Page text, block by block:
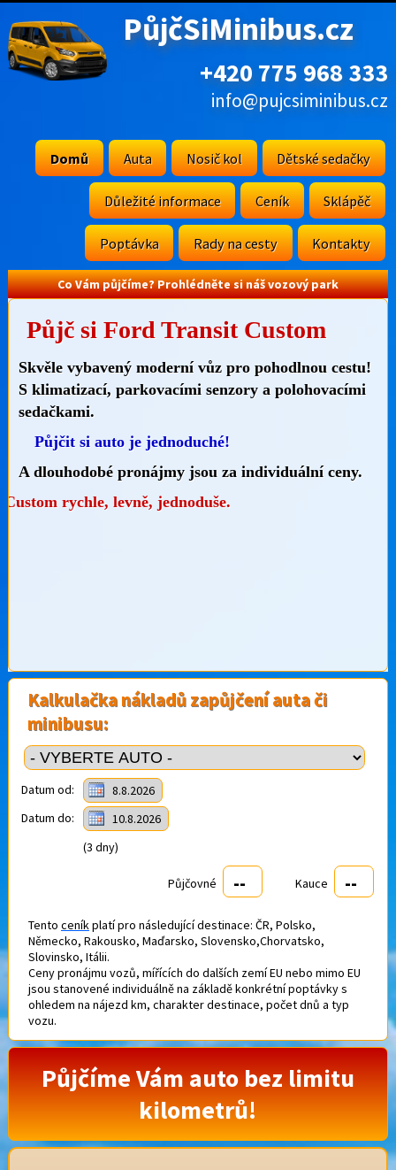
PůjčSiMinibus.cz
+420 775 968 333
info@pujcsiminibus.cz
Domů Auta Nosič kol Dětské sedačky
Důležité informace Ceník Sklápěč
Poptávka Rady na cesty Kontakty
Co Vám půjčíme? Prohlédněte si náš vozový park
Půjč si Ford Transit Custom
Skvěle vybavený moderní vůz pro pohodlnou cestu!
S klimatizací, parkovacími senzory a polohovacími
sedačkami.
Půjčit si auto je jednoduché!
A dlouhodobé pronájmy jsou za individuální ceny.
Půjčit si Transit Custom rychle, levně,
Kalkulačka nákladů zapůjčení auta či
minibusu:
Datum od:
8.8.2026
Datum do:
10.8.2026
(3 dny)
Kauce --
Půjčovné --
Tento ceníkplatí pro následující destinace: ČR, Polsko,
Německo, Rakousko, Maďarsko, Slovensko,Chorvatsko,
Slovinsko, Itálii.
Ceny pronájmu vozů, mířících do dalších zemí EU nebo mimo EU
jsou stanovené individuálně na základě konkrétní poptávky s
ohledem na nájezd km, charakter destinace, počet dnů a typ
vozu.
Půjčíme Vám auto bez limitu
kilometrů!